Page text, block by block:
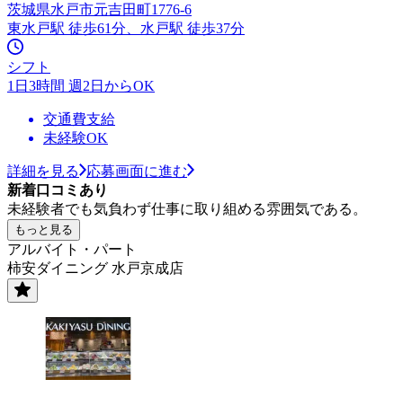
茨城県水戸市元吉田町1776-6
東水戸駅 徒歩61分、水戸駅 徒歩37分
シフト
1日3時間 週2日からOK
交通費支給
未経験OK
詳細を見る
応募画面に進む
新着口コミあり
未経験者でも気負わず仕事に取り組める雰囲気である。
もっと見る
アルバイト・パート
柿安ダイニング 水戸京成店